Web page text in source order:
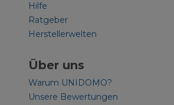
Hilfe
Ratgeber
Herstellerwelten
Über uns
Warum UNIDOMO?
Unsere Bewertungen